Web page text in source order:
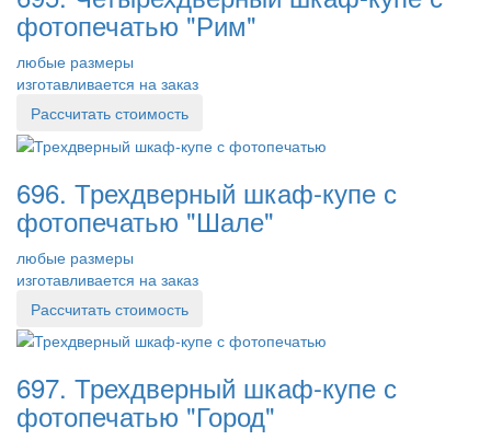
фотопечатью "Рим"
любые размеры
изготавливается на заказ
Рассчитать стоимость
696. Трехдверный шкаф-купе с
фотопечатью "Шале"
любые размеры
изготавливается на заказ
Рассчитать стоимость
697. Трехдверный шкаф-купе с
фотопечатью "Город"